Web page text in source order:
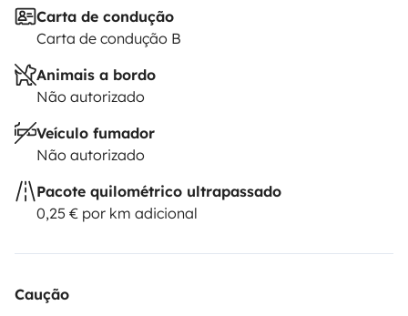
Carta de condução
Carta de condução B
Animais a bordo
Não autorizado
Veículo fumador
Não autorizado
Pacote quilométrico ultrapassado
0,25 € por km adicional
Caução